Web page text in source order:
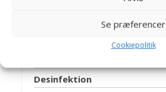
Se præferencer
Cookiepolitik
Brug af hestedækken
Desinfektion